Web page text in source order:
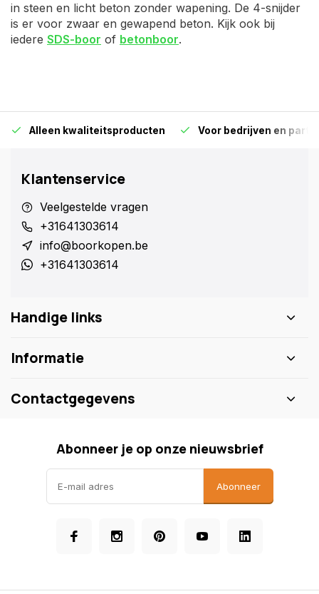
in steen en licht beton zonder wapening. De 4-snijder
is er voor zwaar en gewapend beton. Kijk ook bij
iedere SDS-boor of betonboor.
Alleen kwaliteitsproducten Voor bedrijven en
Klantenservice
Veelgestelde vragen
+31641303614
info@boorkopen.be
+31641303614
Handige links
Informatie
Contactgegevens
Abonneer je op onze nieuwsbrief
Abonneer